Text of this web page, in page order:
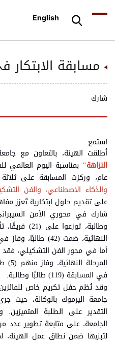
English
مسابقة الابتكار
شارك
استمع
أطلقت الهيئة، بالتعاون مع
النزاهة"
عام، وركزت المسابقة على
والذكاء الاصطناعي، والفن
على تقديم حلول ابتكارية تُعزز
في المسابقة (119) طالبًا وطالبة.
وقد نُظم حفل تكريم خاص للفائزين
جامعة اليرموك بالوكالة، حيث
التقدير على الطلبة المتميزين.
الجامعة، على متابعة تطوير عدد من
لتبنيها ضمن نطاق عمل